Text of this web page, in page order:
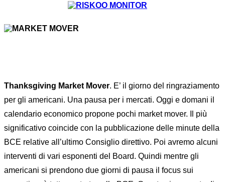
Thanksgiving Market Mover. E’ il giorno del ringraziamento
per gli americani. Una pausa per i mercati. Oggi e domani il
calendario economico propone pochi market mover. Il più
significativo coincide con la pubblicazione delle minute della
BCE relative all’ultimo Consiglio direttivo. Poi avremo alcuni
interventi di vari esponenti del Board. Quindi mentre gli
americani si prendono due giorni di pausa il focus sui